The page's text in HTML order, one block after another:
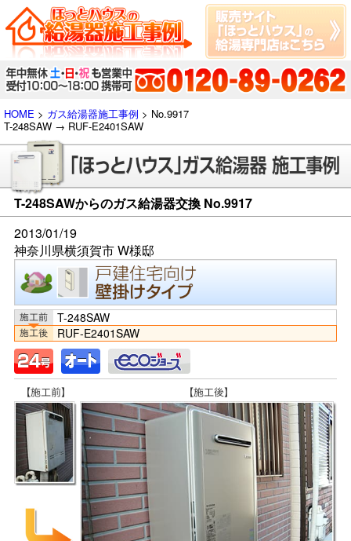
HOME > ガス給湯器施工事例 > No.9917
T-248SAW → RUF-E2401SAW
T-248SAWからのガス給湯器交換 No.9917
2013/01/19
神奈川県横須賀市 W様邸
T-248SAW
RUF-E2401SAW